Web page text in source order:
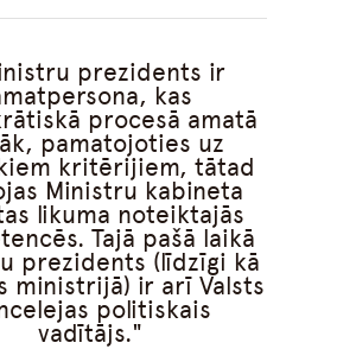
prezidents ir
kas
procesā amatā
pamatojoties uz
kritērijiem, tātad
Ministru kabineta
likuma noteiktajās
Tajā pašā laikā
prezidents (līdzīgi kā
ministrijā) ir arī Valsts
politiskais
vadītājs.